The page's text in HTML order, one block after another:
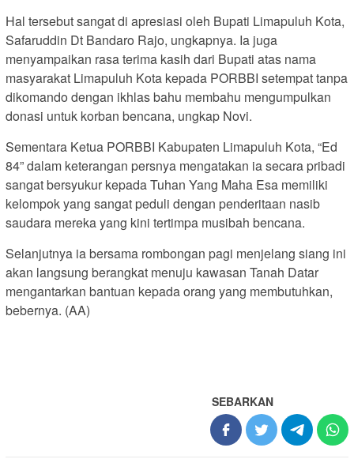
Hal tersebut sangat di apresiasi oleh Bupati Limapuluh Kota,
Safaruddin Dt Bandaro Rajo, ungkapnya. Ia juga
menyampaikan rasa terima kasih dari Bupati atas nama
masyarakat Limapuluh Kota kepada PORBBI setempat tanpa
dikomando dengan ikhlas bahu membahu mengumpulkan
donasi untuk korban bencana, ungkap Novi.
Sementara Ketua PORBBI Kabupaten Limapuluh Kota, “Ed
84” dalam keterangan persnya mengatakan ia secara pribadi
sangat bersyukur kepada Tuhan Yang Maha Esa memiliki
kelompok yang sangat peduli dengan penderitaan nasib
saudara mereka yang kini tertimpa musibah bencana.
Selanjutnya ia bersama rombongan pagi menjelang siang ini
akan langsung berangkat menuju kawasan Tanah Datar
mengantarkan bantuan kepada orang yang membutuhkan,
bebernya. (AA)
SEBARKAN